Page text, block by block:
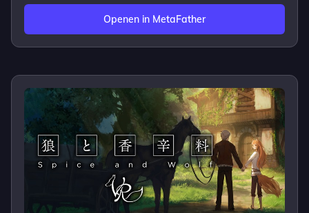
Openen in MetaFather